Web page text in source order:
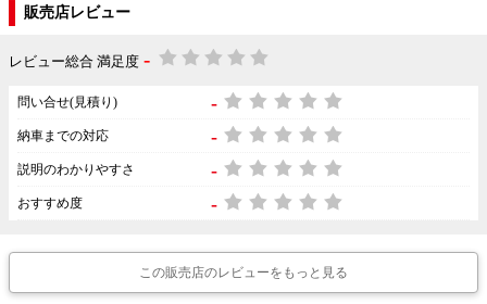
販売店レビュー
レビュー総合 満足度 -
問い合せ(見積り) -
納車までの対応 -
説明のわかりやすさ -
おすすめ度 -
この販売店のレビューをもっと見る